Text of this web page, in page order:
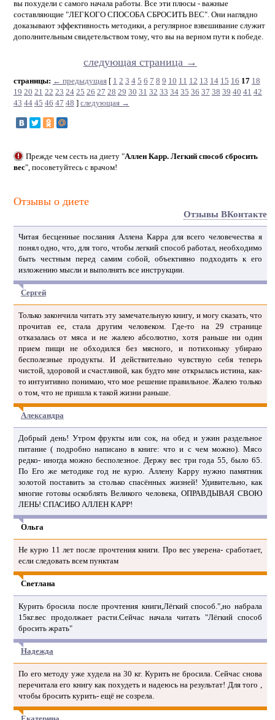
вы похудели с самого начала работы. Все эти плюсы - важные
составляющие "ЛЕГКОГО СПОСОБА СБРОСИТЬ ВЕС". Они наглядно
доказывают эффективность методики, а регулярное взвешивание служит
дополнительным свидетельством тому, что вы на верном пути к победе.
следующая страница →
страницы: ← предыдущая[ 1 2 3 4 5 6 7 8 9 10 11 12 13 14 15 16 17 18
19 20 21 22 23 24 25 26 27 28 29 30 31 32 33 34 35 36 37 38 39 40 41 42
43 44 45 46 47 48 ] следующая →
Прежде чем сесть на диету "Аллен Карр. Легкий способ сбросить
вес", посоветуйтесь с врачом!
Отзывы о диете
Отзывы ВКонтакте
Читая бесценные послания Аллена Карра для всего человечества я
понял одно, что, для того, чтобы легкий способ работал, необходимо
быть честным перед самим собой, объективно подходить к его
изложению мысли и выполнять все инструкции.
Сергей
Только закончила читать эту замечательную книгу, и могу сказать, что
прочитав ее, стала другим человеком. Где-то на 29 странице
отказалась от мяса и не жалею абсолютно, хотя раньше ни один
прием пищи не обходился без мясного, и потихоньку убираю
бесполезные продукты. И действительно чувствую себя теперь
чистой, здоровой и счастливой, как будто мне открылась истина, как-
то интуитивно понимаю, что мое решение правильное. Жалею только
о том, что не пришла к такой жизни раньше.
Александра
Добрый день! Утром фрукты или сок, на обед и ужин раздельное
питание ( подробно написано в книге: что и с чем можно). Мясо
редко- иногда можно бесполезное. Держу вес три года 55, было 65.
По Его же методике год не курю. Аллену Карру нужно памятник
золотой поставить за столько спасённых жизней! Удивительно, как
многие готовы оскоблять Великого человека, ОПРАВДЫВАЯ СВОЮ
ЛЕНЬ! СПАСИБО АЛЛЕН КАРР!
Ольга
Не курю 11 лет после прочтения книги. Про вес уверена- сработает,
если следовать всем пунктам
Светлана
Курить бросила после прочтения книги,Лёгкий способ.",но набрала
15кг.вес продолжает расти.Сейчас начала читать "Лёгкий способ
бросить жрать"
Надежда
По его методу уже худела на 30 кг. Курить не бросила. Сейчас снова
перечитала его книгу как похудеть и надеюсь на результат! Для того ,
чтобы бросить курить- ещё не созрела.